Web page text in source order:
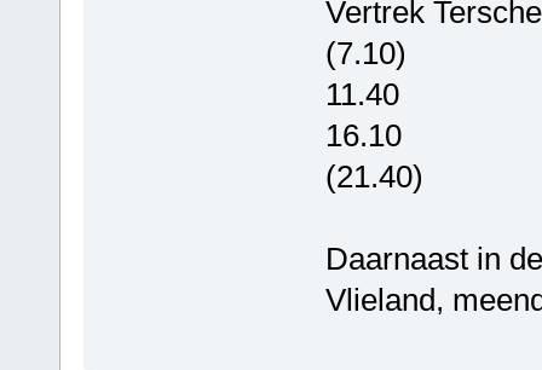
Vertrek
(7.10)
11.40
16.10
(21.40)
Daarnaast in
Vlieland,